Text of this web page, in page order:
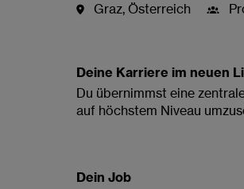
Graz, Österreich
Deine Karriere im neuen
Du übernimmst eine
auf höchstem Niveau
Dein Job